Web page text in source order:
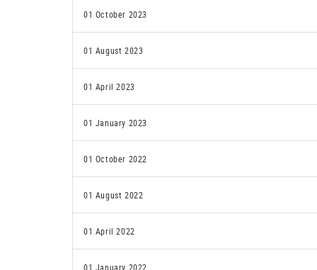
01 October 2023
01 August 2023
01 April 2023
01 January 2023
01 October 2022
01 August 2022
01 April 2022
01 January 2022